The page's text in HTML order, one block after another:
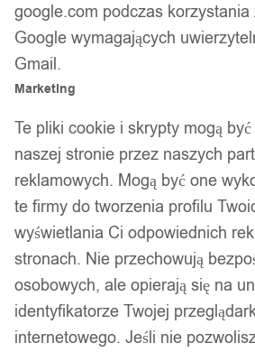
Zamówienia złożone do 14:00 w dni
samego dnia.
Bezpieczne płatności
14 dni na zwrot
Gwarancja producenta
google.com podczas korzystania
Google wymagających
Gmail.
Marketing
Te pliki cookie i skrypty mogą
naszej stronie przez naszych
reklamowych. Mogą być one
te firmy do tworzenia profilu
wyświetlania Ci odpowiednich
stronach. Nie przechowują
osobowych, ale opierają się na
identyfikatorze Twojej
internetowego. Jeśli nie